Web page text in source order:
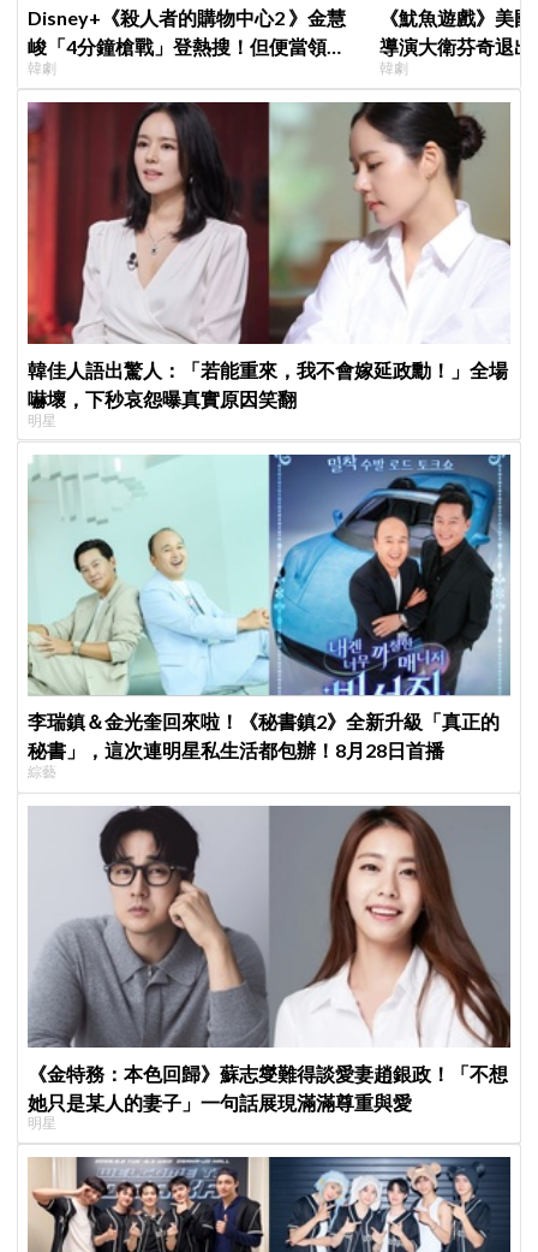
Disney+《殺人者的購物中心2 》金慧
峻「4分鐘槍戰」登熱搜！但便當領不
完兩大主角全掛了⋯
韓劇
《魷魚遊戲》美
導演大衛芬奇退
聞也破局
韓劇
韓佳人語出驚人：「若能重來，我不會嫁延政勳！」全場
嚇壞，下秒哀怨曝真實原因笑翻
明星
李瑞鎮＆金光奎回來啦！《秘書鎮2》全新升級「真正的
秘書」，這次連明星私生活都包辦！8月28日首播
綜藝
《金特務：本色回歸》蘇志燮難得談愛妻趙銀政！「不想
她只是某人的妻子」一句話展現滿滿尊重與愛
明星